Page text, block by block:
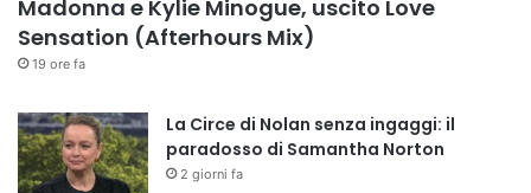
Madonna e Kylie Minogue, uscito Love
Sensation (Afterhours Mix)
19 ore fa
La Circe di Nolan senza ingaggi: il
paradosso di Samantha Norton
2 giorni fa